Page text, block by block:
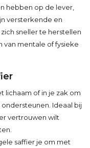
hebben op de lever,
versterkende en
sneller te herstellen
van mentale of fysieke
lichaam of in je zak om
Ideaal bij
vertrouwen wilt
saffier je om met